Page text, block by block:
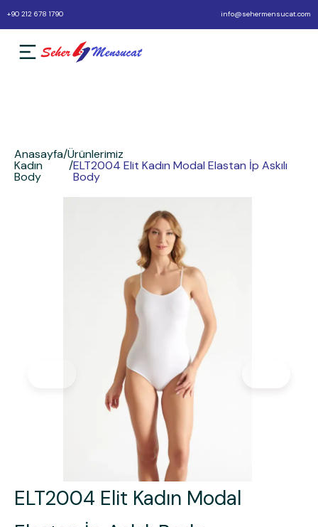
+90 212 678 1790 info@sehermensucat.com
Anasayfa/Ürünlerimiz
Kadın
Body
/ELT2004 Elit Kadın Modal Elastan İp Askılı
Body
ELT2004 Elit Kadın Modal